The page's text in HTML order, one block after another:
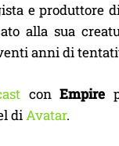
e produttore
alla sua
anni di
conEmpire
diAvatar.